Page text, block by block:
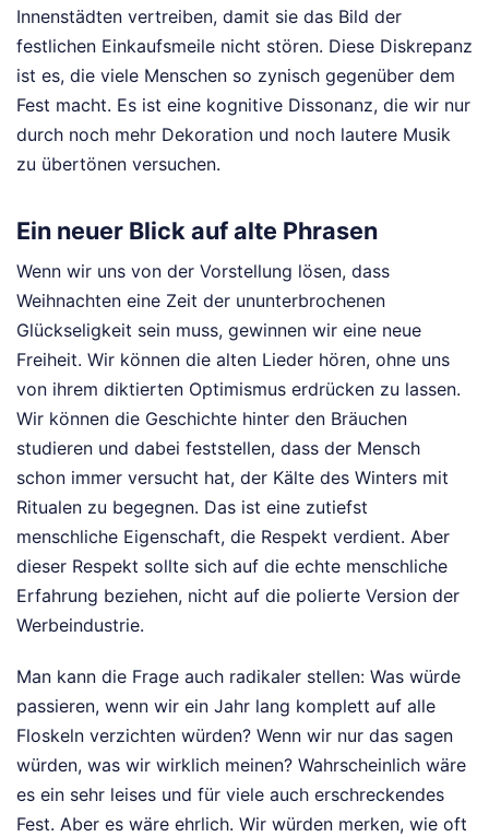
Innenstädten vertreiben, damit sie das Bild der
festlichen Einkaufsmeile nicht stören. Diese Diskrepanz
ist es, die viele Menschen so zynisch gegenüber dem
Fest macht. Es ist eine kognitive Dissonanz, die wir nur
durch noch mehr Dekoration und noch lautere Musik
zu übertönen versuchen.
Ein neuer Blick auf alte Phrasen
Wenn wir uns von der Vorstellung lösen, dass
Weihnachten eine Zeit der ununterbrochenen
Glückseligkeit sein muss, gewinnen wir eine neue
Freiheit. Wir können die alten Lieder hören, ohne uns
von ihrem diktierten Optimismus erdrücken zu lassen.
Wir können die Geschichte hinter den Bräuchen
studieren und dabei feststellen, dass der Mensch
schon immer versucht hat, der Kälte des Winters mit
Ritualen zu begegnen. Das ist eine zutiefst
menschliche Eigenschaft, die Respekt verdient. Aber
dieser Respekt sollte sich auf die echte menschliche
Erfahrung beziehen, nicht auf die polierte Version der
Werbeindustrie.
Man kann die Frage auch radikaler stellen: Was würde
passieren, wenn wir ein Jahr lang komplett auf alle
Floskeln verzichten würden? Wenn wir nur das sagen
würden, was wir wirklich meinen? Wahrscheinlich wäre
es ein sehr leises und für viele auch erschreckendes
Fest. Aber es wäre ehrlich. Wir würden merken, wie oft